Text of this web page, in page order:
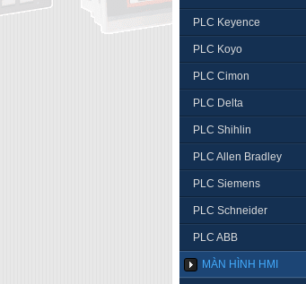
PLC Keyence
PLC Koyo
PLC Cimon
PLC Delta
PLC Shihlin
PLC Allen Bradley
PLC Siemens
PLC Schneider
PLC ABB
MÀN HÌNH HMI